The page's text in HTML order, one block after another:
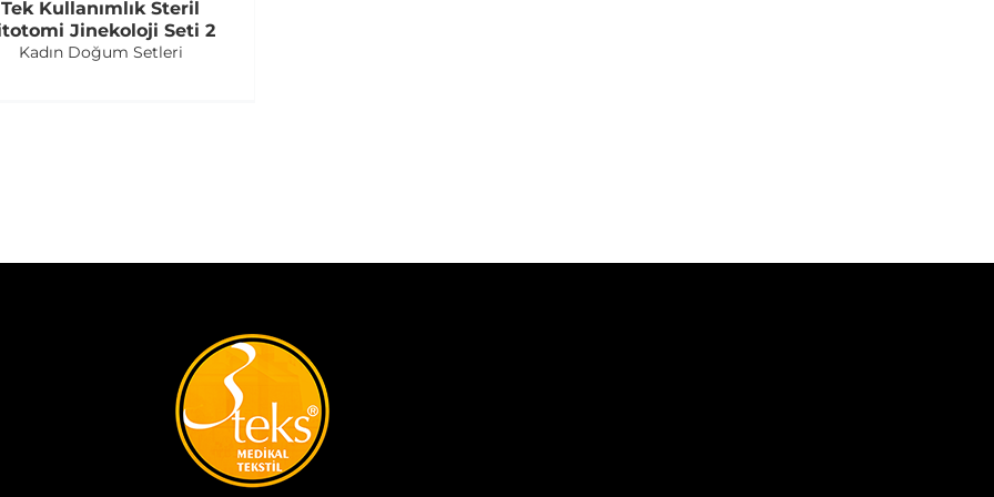
Tek Kullanımlık Steril
Jinekoloji Seti 2
Kadın Doğum Setleri